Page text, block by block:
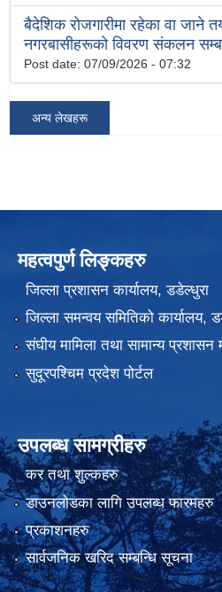
बैदेशिक रोजगारीमा रहेका वा जाने
नगरबासीहरूको विवरण संकलन
Post date: 07/09/2026 - 07:32
अन्य लेखहरू
महत्वपुर्ण लिङ्कहरु
जिल्ला प्रशासन कार्यालय, डडेल्धुरा
जिल्ला समन्वय समितिको कार्यालय,
संघीय मामिला तथा सामान्य प्रशासन
सुदूरपश्चिम प्रदेश पोर्टल
उपलब्ध सामग्रीहरु
कर तथा शुल्कहरु
डाउनलोडका लागि उपलब्ध फारमहरु
प्रकाशनहरु
सार्वजनिक खरिद सम्बन्धि सूचना